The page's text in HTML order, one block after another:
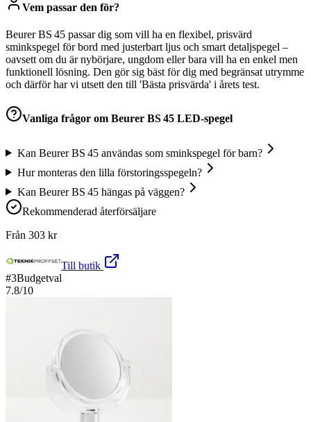
Vem passar den för?
Beurer BS 45 passar dig som vill ha en flexibel, prisvärd
sminkspegel för bord med justerbart ljus och smart detaljspegel –
oavsett om du är nybörjare, ungdom eller bara vill ha en enkel men
funktionell lösning. Den gör sig bäst för dig med begränsat utrymme
och därför har vi utsett den till 'Bästa prisvärda' i årets test.
Vanliga frågor om Beurer BS 45 LED-spegel
Kan Beurer BS 45 användas som sminkspegel för barn?
Hur monteras den lilla förstoringsspegeln?
Kan Beurer BS 45 hängas på väggen?
Rekommenderad återförsäljare
Från 303 kr
Till butik
#3Budgetval
7.8/10